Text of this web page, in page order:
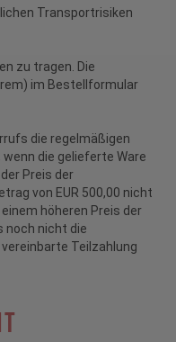
Transportrisiken
zu tragen. Die
im Bestellformular
die regelmäßigen
die gelieferte Ware
Preis der
von EUR 500,00 nicht
höheren Preis der
noch nicht die
Teilzahlung